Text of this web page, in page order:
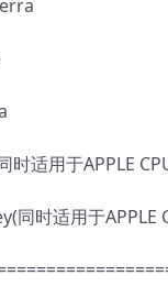
时适用于APPLE
同时适用于APPLE